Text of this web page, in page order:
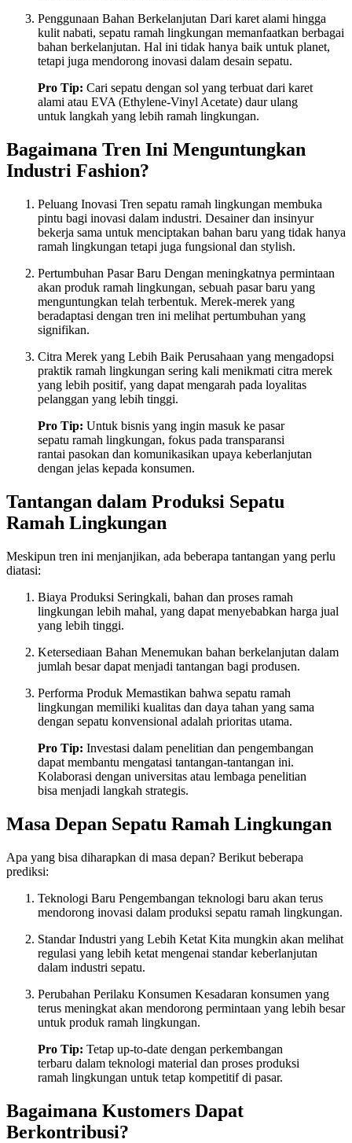
Penggunaan Bahan Berkelanjutan Dari karet alami hingga
kulit nabati, sepatu ramah lingkungan memanfaatkan berbagai
bahan berkelanjutan. Hal ini tidak hanya baik untuk planet,
tetapi juga mendorong inovasi dalam desain sepatu.
Pro Tip: Cari sepatu dengan sol yang terbuat dari karet
alami atau EVA (Ethylene-Vinyl Acetate) daur ulang
untuk langkah yang lebih ramah lingkungan.
Bagaimana Tren Ini Menguntungkan
Industri Fashion?
Peluang Inovasi Tren sepatu ramah lingkungan membuka
pintu bagi inovasi dalam industri. Desainer dan insinyur
bekerja sama untuk menciptakan bahan baru yang tidak hanya
ramah lingkungan tetapi juga fungsional dan stylish.
Pertumbuhan Pasar Baru Dengan meningkatnya permintaan
akan produk ramah lingkungan, sebuah pasar baru yang
menguntungkan telah terbentuk. Merek-merek yang
beradaptasi dengan tren ini melihat pertumbuhan yang
signifikan.
Citra Merek yang Lebih Baik Perusahaan yang mengadopsi
praktik ramah lingkungan sering kali menikmati citra merek
yang lebih positif, yang dapat mengarah pada loyalitas
pelanggan yang lebih tinggi.
Pro Tip: Untuk bisnis yang ingin masuk ke pasar
sepatu ramah lingkungan, fokus pada transparansi
rantai pasokan dan komunikasikan upaya keberlanjutan
dengan jelas kepada konsumen.
Tantangan dalam Produksi Sepatu
Ramah Lingkungan
Meskipun tren ini menjanjikan, ada beberapa tantangan yang perlu
diatasi:
Biaya Produksi Seringkali, bahan dan proses ramah
lingkungan lebih mahal, yang dapat menyebabkan harga jual
yang lebih tinggi.
Ketersediaan Bahan Menemukan bahan berkelanjutan dalam
jumlah besar dapat menjadi tantangan bagi produsen.
Performa Produk Memastikan bahwa sepatu ramah
lingkungan memiliki kualitas dan daya tahan yang sama
dengan sepatu konvensional adalah prioritas utama.
Pro Tip: Investasi dalam penelitian dan pengembangan
dapat membantu mengatasi tantangan-tantangan ini.
Kolaborasi dengan universitas atau lembaga penelitian
bisa menjadi langkah strategis.
Masa Depan Sepatu Ramah Lingkungan
Apa yang bisa diharapkan di masa depan? Berikut beberapa
prediksi:
Teknologi Baru Pengembangan teknologi baru akan terus
mendorong inovasi dalam produksi sepatu ramah lingkungan.
Standar Industri yang Lebih Ketat Kita mungkin akan melihat
regulasi yang lebih ketat mengenai standar keberlanjutan
dalam industri sepatu.
Perubahan Perilaku Konsumen Kesadaran konsumen yang
terus meningkat akan mendorong permintaan yang lebih besar
untuk produk ramah lingkungan.
Pro Tip: Tetap up-to-date dengan perkembangan
terbaru dalam teknologi material dan proses produksi
ramah lingkungan untuk tetap kompetitif di pasar.
Bagaimana Kustomers Dapat
Berkontribusi?